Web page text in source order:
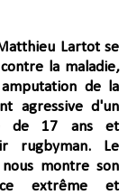
Lartot se
la maladie,
de la
agressive d'un
de 17 ans et
rugbyman. Le
montre son
extrême et